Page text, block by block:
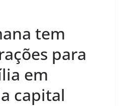
tem
para
em
capital